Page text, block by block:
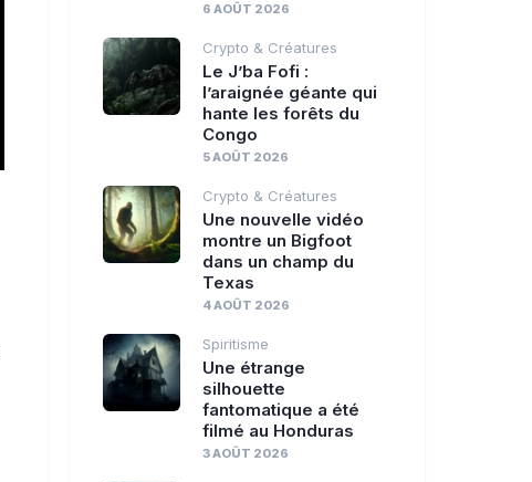
6 AOÛT 2026
Crypto & Créatures
Le J’ba Fofi :
l’araignée géante qui
hante les forêts du
Congo
5 AOÛT 2026
Crypto & Créatures
Une nouvelle vidéo
montre un Bigfoot
dans un champ du
Texas
4 AOÛT 2026
Spiritisme
Une étrange
silhouette
fantomatique a été
filmé au Honduras
3 AOÛT 2026